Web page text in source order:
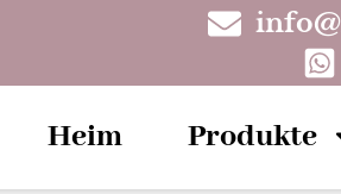
Heim Produkte